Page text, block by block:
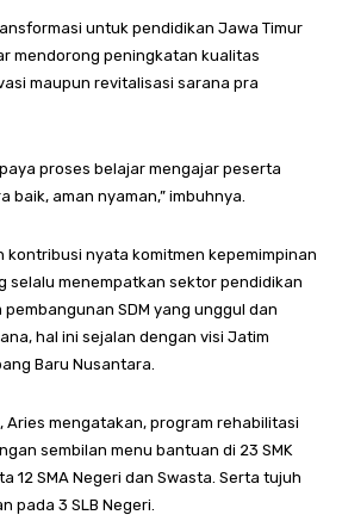
untuk pendidikan Jawa Timur
mendorong peningkatan kualitas
maupun revitalisasi sarana pra
proses belajar mengajar peserta
baik, aman nyaman,” imbuhnya.
kontribusi nyata komitmen kepemimpinan
selalu menempatkan sektor pendidikan
SDM yang unggul dan
hal ini sejalan dengan visi Jatim
Baru Nusantara.
Aries mengatakan, program rehabilitasi
sembilan menu bantuan di 23 SMK
12 SMA Negeri dan Swasta. Serta tujuh
pada 3 SLB Negeri.